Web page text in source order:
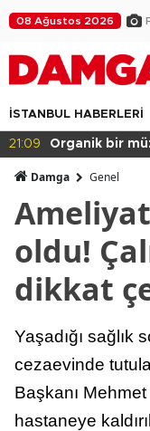
08 Ağustos 2026
İSTANBUL HABERLERİ
21:09
Organik bir
Damga Genel
oldu!
dikkat
Yaşadığı sağlık
cezaevinde
Başkanı
hastaneye